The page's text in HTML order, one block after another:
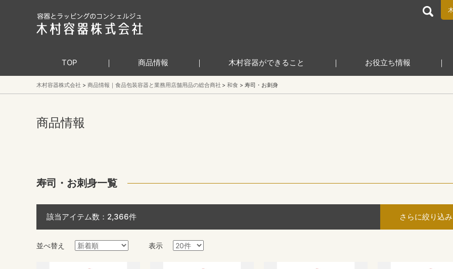
食品包装容器と業務用店舗用品の総合商社 木村容器株式会
TOP 商品情報 木村容器ができること お役立ち情報
木村容器株式会社 商品情報｜食品包装容器と業務用店舗用品の総合商社 和食 寿司・お刺身
商品情報
寿司・お刺身一覧
該当アイテム数： 2,366件 さらに絞り込
並べ替え 表示